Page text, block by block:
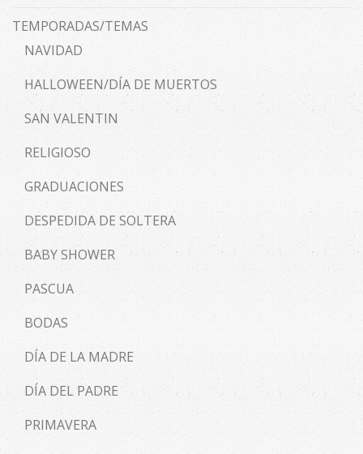
TEMPORADAS/TEMAS
NAVIDAD
HALLOWEEN/DÍA DE MUERTOS
SAN VALENTIN
RELIGIOSO
GRADUACIONES
DESPEDIDA DE SOLTERA
BABY SHOWER
PASCUA
BODAS
DÍA DE LA MADRE
DÍA DEL PADRE
PRIMAVERA